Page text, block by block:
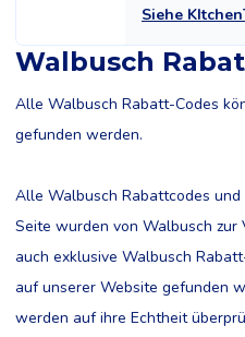
Siehe
Walbusch
Alle Walbusch Rabatt-Codes
gefunden werden.
Alle Walbusch Rabattcodes
Seite wurden von Walbusch
auch exklusive Walbusch
auf unserer Website gefunden
werden auf ihre Echtheit